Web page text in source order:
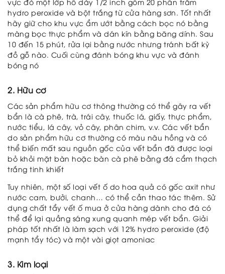
hydro peroxide và bột trắng từ cửa hàng sơn. Tốt nhất
hãy giữ cho khu vực ẩm ướt bằng cách bọc nó bằng
màng bọc thực phẩm và dán kín bằng băng dính. Sau
10 đến 15 phút, rửa lại bằng nước nhưng tránh bất kỳ
đồ gỗ nào. Cuối cùng đánh bóng khu vực và đánh
bóng nó
2. Hữu cơ
Các sản phẩm hữu cơ thông thường có thể gây ra vết
bẩn là cà phê, trà, trái cây, thuốc lá, giấy, thực phẩm,
nước tiểu, lá cây, vỏ cây, phân chim, v.v. Các vết bẩn
do sản phẩm hữu cơ thường có màu nâu hồng và có
thể biến mất sau nguồn gốc của vết bẩn đã được loại
bỏ khỏi mặt bàn hoặc bàn cà phê bằng đá cẩm thạch
trắng tinh khiết
Tuy nhiên, một số loại vết ố do hoa quả có gốc axit như
nước cam, bưởi, chanh… có thể cần thao tác thêm. Sử
dụng chất tẩy vết ố mua ở cửa hàng dành cho đá có
thể để lại quầng sáng xung quanh mép vết bẩn. Giải
pháp tốt nhất là làm sạch với 12% hydro peroxide (độ
mạnh tẩy tóc) và một vài giọt amoniac
3. Kim loại